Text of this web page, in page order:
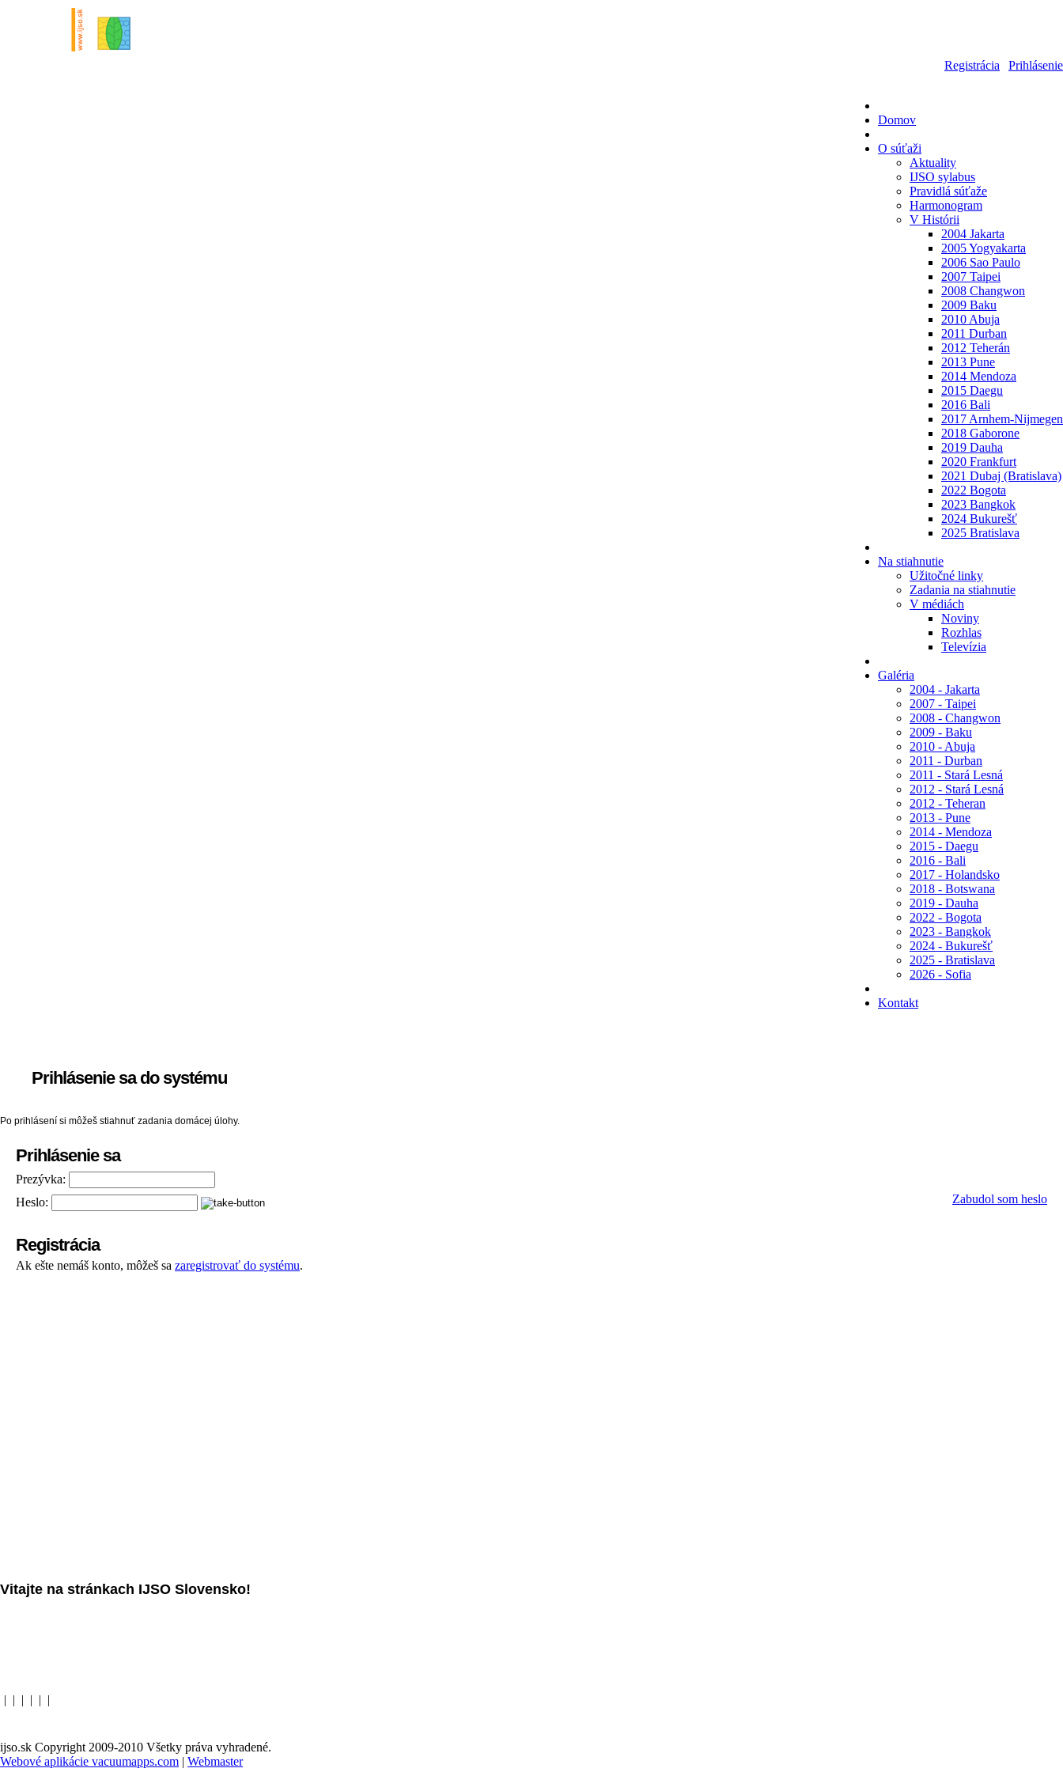
Registrácia Prihlásenie
Domov
O súťaži
Aktuality
IJSO sylabus
Pravidlá súťaže
Harmonogram
V Histórii
2004 Jakarta
2005 Yogyakarta
2006 Sao Paulo
2007 Taipei
2008 Changwon
2009 Baku
2010 Abuja
2011 Durban
2012 Teherán
2013 Pune
2014 Mendoza
2015 Daegu
2016 Bali
2017 Arnhem-Nijmegen
2018 Gaborone
2019 Dauha
2020 Frankfurt
2021 Dubaj (Bratislava)
2022 Bogota
2023 Bangkok
2024 Bukurešť
2025 Bratislava
Na stiahnutie
Užitočné linky
Zadania na stiahnutie
V médiách
Noviny
Rozhlas
Televízia
Galéria
2004 - Jakarta
2007 - Taipei
2008 - Changwon
2009 - Baku
2010 - Abuja
2011 - Durban
2011 - Stará Lesná
2012 - Stará Lesná
2012 - Teheran
2013 - Pune
2014 - Mendoza
2015 - Daegu
2016 - Bali
2017 - Holandsko
2018 - Botswana
2019 - Dauha
2022 - Bogota
2023 - Bangkok
2024 - Bukurešť
2025 - Bratislava
2026 - Sofia
Kontakt
Prihlásenie sa do systému
Po prihlásení si môžeš stiahnuť zadania domácej úlohy.
Prihlásenie sa
Prezývka:
Heslo:
Zabudol som heslo
Registrácia
Ak ešte nemáš konto, môžeš sa zaregistrovať do systému.
Vitajte na stránkach IJSO Slovensko!
| | | | | |
ijso.sk Copyright 2009-2010 Všetky práva vyhradené.
Webové aplikácie vacuumapps.com | Webmaster